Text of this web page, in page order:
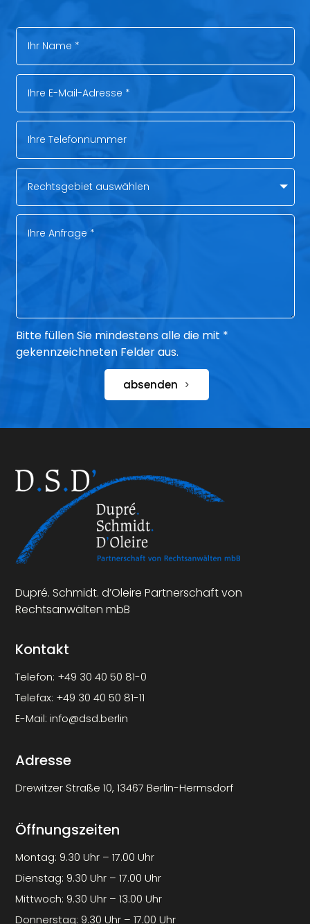
Bitte füllen Sie mindestens alle die mit *
gekennzeichneten Felder aus.
absenden
Dupré. Schmidt. d’Oleire Partnerschaft von
Rechtsanwälten mbB
Kontakt
Telefon: +49 30 40 50 81-0
Telefax: +49 30 40 50 81-11
E-Mail:info@dsd.berlin
Adresse
Drewitzer Straße 10, 13467 Berlin-Hermsdorf
Öffnungszeiten
Montag: 9.30 Uhr – 17.00 Uhr
Dienstag: 9.30 Uhr – 17.00 Uhr
Mittwoch: 9.30 Uhr – 13.00 Uhr
Donnerstag: 9.30 Uhr – 17.00 Uhr